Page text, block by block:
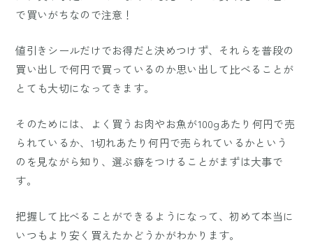
で買いがちなので注意！
値引きシールだけでお得だと決めつけず、それらを普段の
買い出しで何円で買っているのか思い出して比べることが
とても大切になってきます。
そのためには、よく買うお肉やお魚が100gあたり何円で売
られているか、1切れあたり何円で売られているかという
のを見ながら知り、選ぶ癖をつけることがまずは大事で
す。
把握して比べることができるようになって、初めて本当に
いつもより安く買えたかどうかがわかります。